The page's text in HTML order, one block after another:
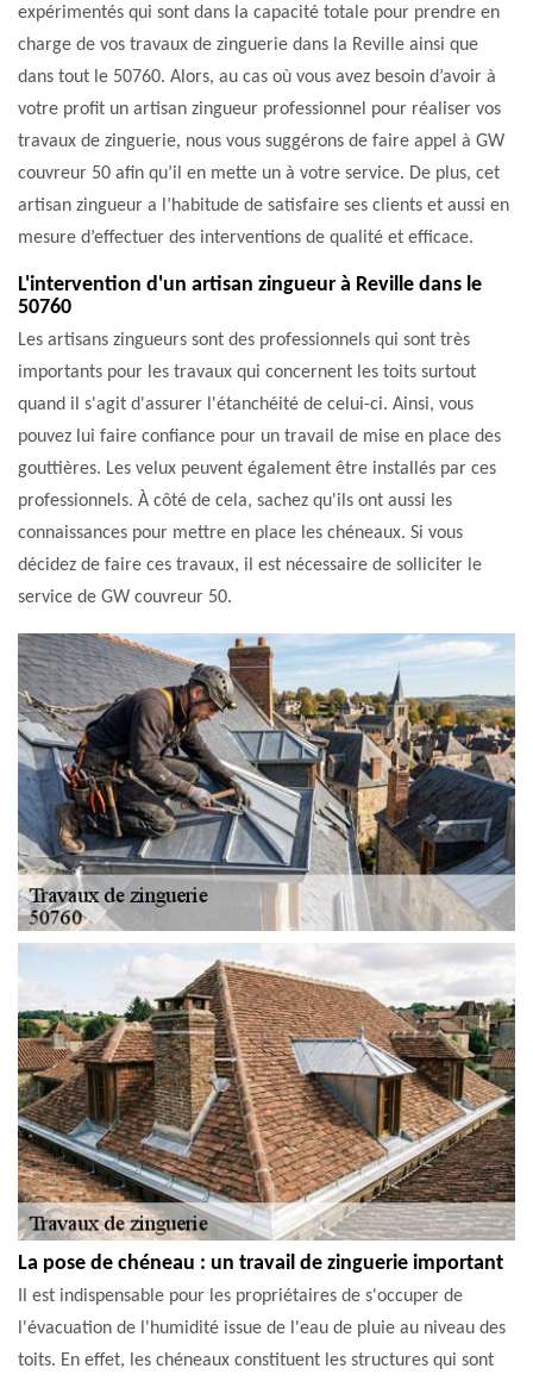
expérimentés qui sont dans la capacité totale pour prendre en
charge de vos travaux de zinguerie dans la Reville ainsi que
dans tout le 50760. Alors, au cas où vous avez besoin d’avoir à
votre profit un artisan zingueur professionnel pour réaliser vos
travaux de zinguerie, nous vous suggérons de faire appel à GW
couvreur 50 afin qu’il en mette un à votre service. De plus, cet
artisan zingueur a l’habitude de satisfaire ses clients et aussi en
mesure d’effectuer des interventions de qualité et efficace.
L'intervention d'un artisan zingueur à Reville dans le
50760
Les artisans zingueurs sont des professionnels qui sont très
importants pour les travaux qui concernent les toits surtout
quand il s'agit d'assurer l'étanchéité de celui-ci. Ainsi, vous
pouvez lui faire confiance pour un travail de mise en place des
gouttières. Les velux peuvent également être installés par ces
professionnels. À côté de cela, sachez qu'ils ont aussi les
connaissances pour mettre en place les chéneaux. Si vous
décidez de faire ces travaux, il est nécessaire de solliciter le
service de GW couvreur 50.
La pose de chéneau : un travail de zinguerie important
Il est indispensable pour les propriétaires de s'occuper de
l'évacuation de l'humidité issue de l'eau de pluie au niveau des
toits. En effet, les chéneaux constituent les structures qui sont